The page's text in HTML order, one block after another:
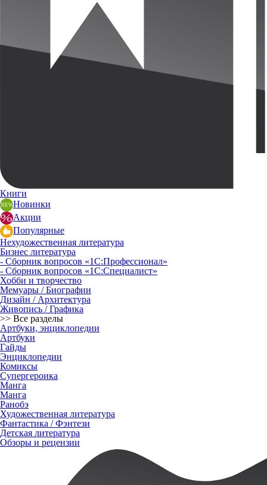
Книги
Новинки
Акции
Популярные
Нехудожественная литература
Бизнес литература
- Сборник вопросов «1С:Профессионал»
- Сборник вопросов «1С:Специалист»
Хобби и творчество
Мемуары / Биографии
Дизайн / Архитектура
Живопись / Графика
>> Все разделы
Артбуки, энциклопедии
Артбуки
Гайды
Энциклопедии
Комиксы
Супергероика
Манга
Манга
Ранобэ
Художественная литература
Фантастика / Фэнтези
Детская литература
Обзоры и рецензии